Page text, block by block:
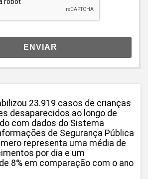
ENVIAR
23.919 casos de crianças
desaparecidos ao longo de
com dados do Sistema
de Segurança Pública
representa uma média de
por dia e um
8% em comparação com o ano